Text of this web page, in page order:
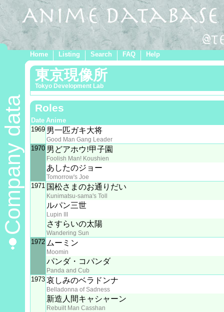
Home Listing Search FAQ Help
Company data
東京現像所
Tokyo Development Lab
Roles
Date Anime
1969 男一匹ガキ大将
Good Man Gang Leader
1970 男どアホウ!甲子園
Foolish Man! Koushien
あしたのジョー
Tomorrow's Joe
1971 国松さまのお通りだい
Kunimatsu-sama's Toll
ルパン三世
Lupin III
さすらいの太陽
Wandering Sun
1972 ムーミン
Moomin
パンダ・コパンダ
Panda and Cub
1973 哀しみのベラドンナ
Belladonna of Sadness
新造人間キャシャーン
Rebuilt Man Casshan